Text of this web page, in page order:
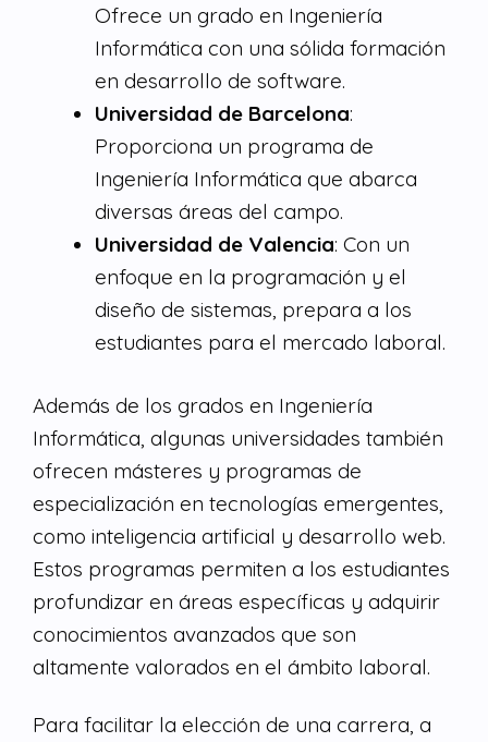
Ofrece un grado en Ingeniería
Informática con una sólida formación
en desarrollo de software.
Universidad de Barcelona:
Proporciona un programa de
Ingeniería Informática que abarca
diversas áreas del campo.
Universidad de Valencia: Con un
enfoque en la programación y el
diseño de sistemas, prepara a los
estudiantes para el mercado laboral.
Además de los grados en Ingeniería
Informática, algunas universidades también
ofrecen másteres y programas de
especialización en tecnologías emergentes,
como inteligencia artificial y desarrollo web.
Estos programas permiten a los estudiantes
profundizar en áreas específicas y adquirir
conocimientos avanzados que son
altamente valorados en el ámbito laboral.
Para facilitar la elección de una carrera, a